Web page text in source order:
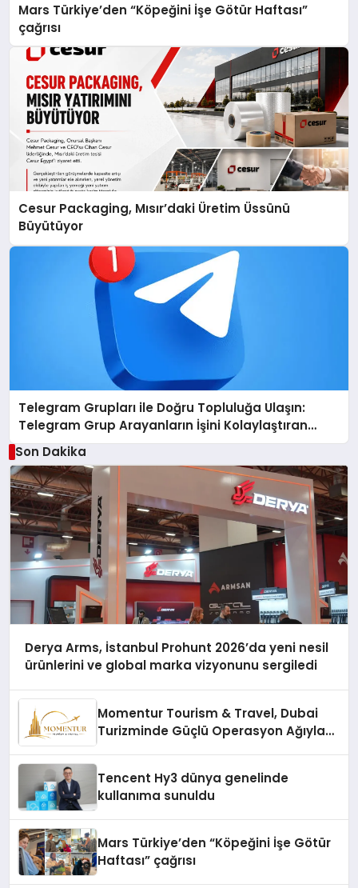
Mars Türkiye’den “Köpeğini İşe Götür Haftası”
çağrısı
Cesur Packaging, Mısır’daki Üretim Üssünü
Büyütüyor
Telegram Grupları ile Doğru Topluluğa Ulaşın:
Telegram Grup Arayanların İşini Kolaylaştıran
Çözüm
Son Dakika
Derya Arms, İstanbul Prohunt 2026’da yeni nesil
ürünlerini ve global marka vizyonunu sergiledi
Momentur Tourism & Travel, Dubai
Turizminde Güçlü Operasyon Ağıyla
Tencent Hy3 dünya genelinde
kullanıma sunuldu
Mars Türkiye’den “Köpeğini İşe Götür
Haftası” çağrısı